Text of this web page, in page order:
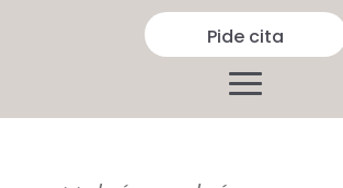
Pide cita